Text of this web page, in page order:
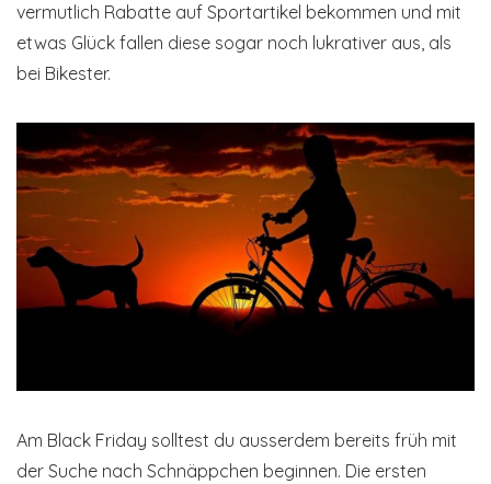
vermutlich Rabatte auf Sportartikel bekommen und mit
etwas Glück fallen diese sogar noch lukrativer aus, als
bei Bikester.
Am Black Friday solltest du ausserdem bereits früh mit
der Suche nach Schnäppchen beginnen. Die ersten